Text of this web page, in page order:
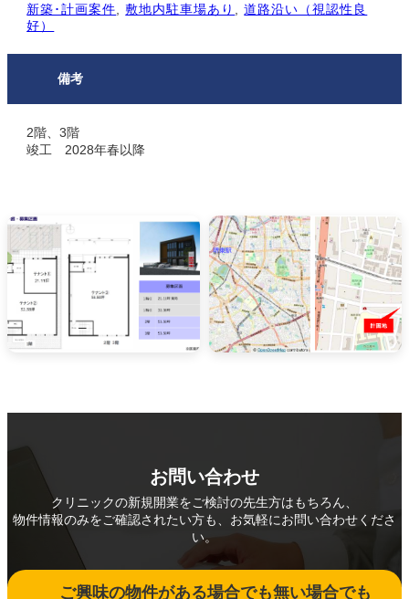
新築･計画案件 , 敷地内駐⾞場あり , 道路沿い（視認性良
好）
備考
2階、3階
竣工 2028年春以降
お問い合わせ
クリニックの新規開業をご検討の先生方はもちろん、
物件情報のみをご確認されたい方も、お気軽にお問い合わせくださ
い。
ご興味の物件がある場合でも無い場合でも